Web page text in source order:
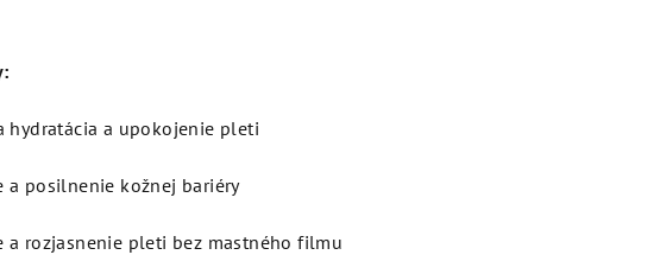
hydratácia a upokojenie pleti
a posilnenie kožnej bariéry
a rozjasnenie pleti bez mastného filmu